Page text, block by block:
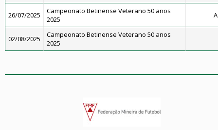
26/07/2025
Campeonato Betinense Veterano 50 anos
2025
02/08/2025
Campeonato Betinense Veterano 50 anos
2025